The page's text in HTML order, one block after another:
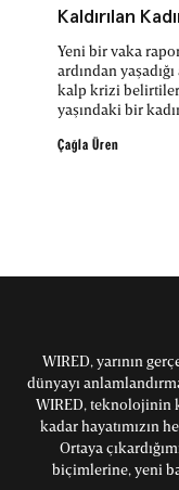
Kaldırılan
Konu Oldu:
Akışı Azaldı
Yeni bir vaka
ardından
kalp krizi
yaşındaki bir
Çağla Üren
WIRED, yarının
dünyayı
WIRED, teknolojinin
kadar hayatımızın
Ortaya
biçimlerine, yeni